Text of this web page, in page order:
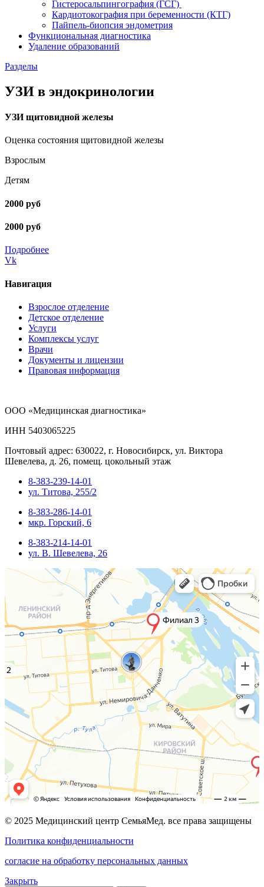
Гистеросальпингография (ГСГ)
Кардиотокография при беременности (КТГ)
Пайпель-биопсия эндометрия
Функциональная диагностика
Удаление образований
Разделы
УЗИ в эндокринологии
УЗИ щитовидной железы
Оценка состояния щитовидной железы
Взрослым
Детям
2000 руб
2000 руб
Подробнее
Vk
Навигация
Взрослое отделение
Детское отделение
Услуги
Комплексы услуг
Врачи
Документы и лицензии
Правовая информация
ООО «Медицинская диагностика»
ИНН 5403065225
Почтовый адрес: 630022, г. Новосибирск, ул. Виктора
Шевелева, д. 26, помещ. цокольный этаж
8-383-239-14-01
ул. Титова, 255/2
8-383-286-14-01
мкр. Горский, 6
8-383-214-14-01
ул. В. Шевелева, 26
© 2025 Медицинский центр СемьяМед. все права защищены
Политика конфиденциальности
согласие на обработку персональных данных
Закрыть